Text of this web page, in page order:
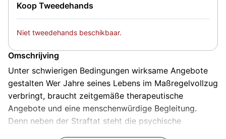
Koop Tweedehands
Niet tweedehands beschikbaar.
Omschrijving
Unter schwierigen Bedingungen wirksame Angebote
gestalten Wer Jahre seines Lebens im Maßregelvollzug
verbringt, braucht zeitgemäße therapeutische
Angebote und eine menschenwürdige Begleitung.
Denn neben der Straftat steht die psychische